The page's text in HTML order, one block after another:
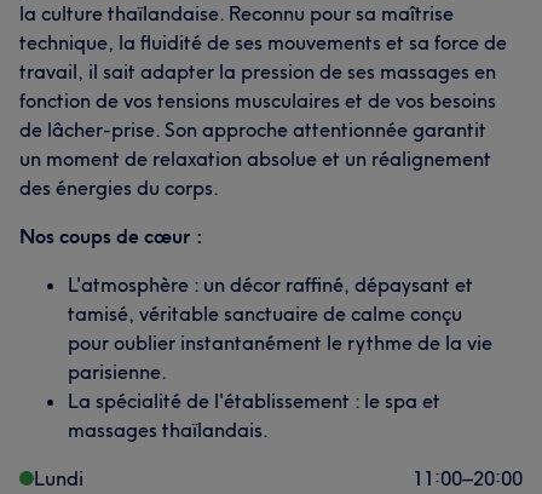
la culture thaïlandaise. Reconnu pour sa maîtrise
technique, la fluidité de ses mouvements et sa force de
travail, il sait adapter la pression de ses massages en
fonction de vos tensions musculaires et de vos besoins
de lâcher-prise. Son approche attentionnée garantit
un moment de relaxation absolue et un réalignement
des énergies du corps.
Nos coups de cœur :
L'atmosphère : un décor raffiné, dépaysant et
tamisé, véritable sanctuaire de calme conçu
pour oublier instantanément le rythme de la vie
parisienne.
La spécialité de l'établissement : le spa et
massages thaïlandais.
Lundi
11:00–20:00